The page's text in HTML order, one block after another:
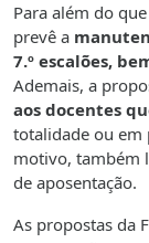
Para além do
prevê a
7.º escalões,
Ademais, a
aos docentes
totalidade ou em
motivo, também
de aposentação.
As propostas da